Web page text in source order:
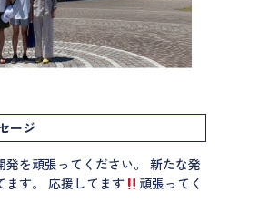
ージ
発を頑張ってください。 新たな発
ます。 応援してます
頑張ってく